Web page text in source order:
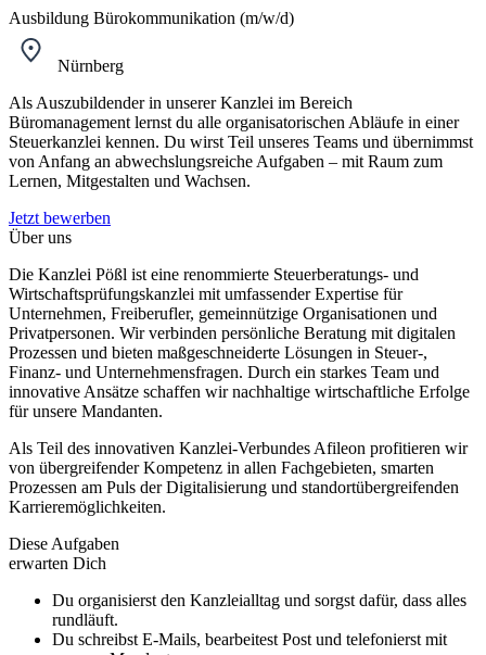
Ausbildung Bürokommunikation (m/w/d)
Nürnberg
Als Auszubildender in unserer Kanzlei im Bereich
Büromanagement lernst du alle organisatorischen Abläufe in einer
Steuerkanzlei kennen. Du wirst Teil unseres Teams und übernimmst
von Anfang an abwechslungsreiche Aufgaben – mit Raum zum
Lernen, Mitgestalten und Wachsen.
Jetzt bewerben
Über uns
Die Kanzlei Pößl ist eine renommierte Steuerberatungs- und
Wirtschaftsprüfungskanzlei mit umfassender Expertise für
Unternehmen, Freiberufler, gemeinnützige Organisationen und
Privatpersonen. Wir verbinden persönliche Beratung mit digitalen
Prozessen und bieten maßgeschneiderte Lösungen in Steuer-,
Finanz- und Unternehmensfragen. Durch ein starkes Team und
innovative Ansätze schaffen wir nachhaltige wirtschaftliche Erfolge
für unsere Mandanten.
Als Teil des innovativen Kanzlei-Verbundes Afileon profitieren wir
von übergreifender Kompetenz in allen Fachgebieten, smarten
Prozessen am Puls der Digitalisierung und standortübergreifenden
Karrieremöglichkeiten.
Diese Aufgaben
erwarten Dich
Du organisierst den Kanzleialltag und sorgst dafür, dass alles
rundläuft.
Du schreibst E-Mails, bearbeitest Post und telefonierst mit